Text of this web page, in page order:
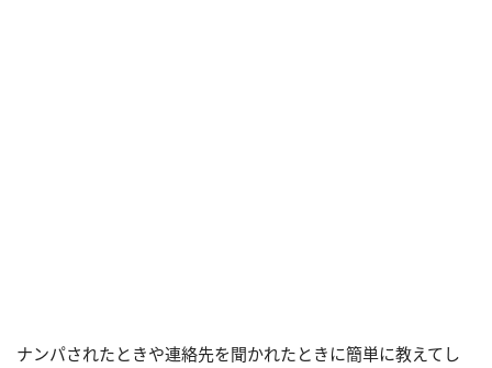
ナンパされたときや連絡先を聞かれたときに簡単に教えてし